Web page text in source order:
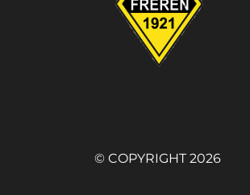
© COPYRIGHT 2026